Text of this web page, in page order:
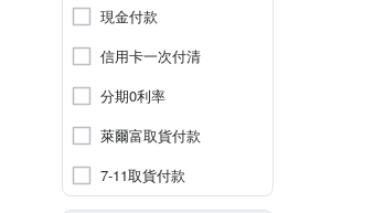
現金付款
信用卡一次付清
分期0利率
萊爾富取貨付款
7-11取貨付款